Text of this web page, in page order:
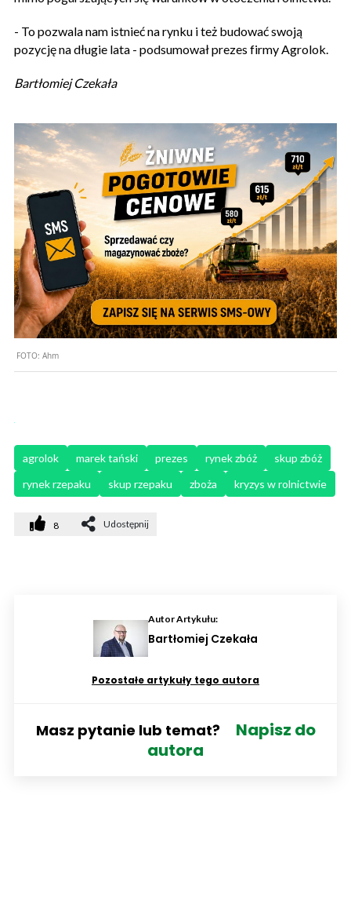
- To pozwala nam istnieć na rynku i też budować swoją
pozycję na długie lata - podsumował prezes firmy Agrolok.
Bartłomiej Czekała
FOTO: Ahm
agrolok marek tański prezes rynek zbóż
skup zbóż
rynek rzepaku
skup rzepaku zboża kryzys w rolnictwie
8 Udostępnij
Autor Artykułu:
Bartłomiej Czekała
Pozostałe artykuły tego autora
Masz pytanie lub temat?
Napisz do
autora